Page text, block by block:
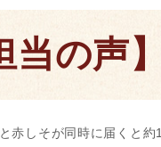
当の声
赤しそが同時に届くと